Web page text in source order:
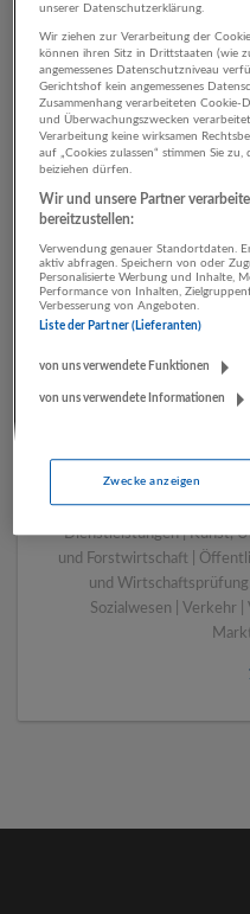
1
Bau | Beherbergung
Energieversorgung |
Gesundheitswesen |
Dienstleistungen | Kunst,
und Forstwirtschaft |
und Wirtschaftsprüfung
Sozialwesen | Verkehr |
unserer Datenschutzerklärung.
Wir ziehen zur Verarbeitung der
können ihren Sitz in Drittstaaten (wie
angemessenes Datenschutzniveau
Gerichtshof kein angemessenes
Zusammenhang verarbeiteten
und Überwachungszwecken
Verarbeitung keine wirksamen
auf „Cookies zulassen“ stimmen Sie
beiziehen dürfen.
Wir und unsere Partner
bereitzustellen:
Verwendung genauer Standortdaten.
aktiv abfragen. Speichern von oder
Personalisierte Werbung und Inhalte,
Performance von Inhalten,
Verbesserung von Angeboten.
Liste der Partner (Lieferanten)
von uns verwendete Funktionen
von uns verwendete Informationen
Zwecke anzeigen